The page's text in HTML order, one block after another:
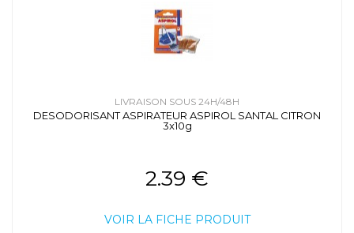
LIVRAISON SOUS 24H/48H
DESODORISANT ASPIRATEUR ASPIROL SANTAL CITRON
3x10g
2.39 €
VOIR LA FICHE PRODUIT